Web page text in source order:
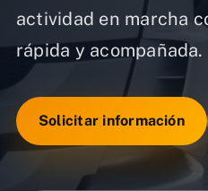
actividad en marcha
rápida y acompañada.
Solicitar información